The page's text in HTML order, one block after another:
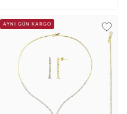
AYNI GÜN KARGO